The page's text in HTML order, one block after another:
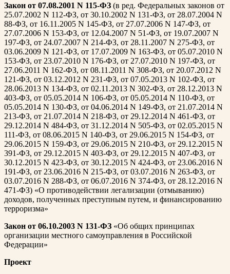
Закон от 07.08.2001 N 115-ФЗ (в ред. Федеральных законов от
25.07.2002 N 112-ФЗ, от 30.10.2002 N 131-ФЗ, от 28.07.2004 N
88-ФЗ, от 16.11.2005 N 145-ФЗ, от 27.07.2006 N 147-ФЗ, от
27.07.2006 N 153-ФЗ, от 12.04.2007 N 51-ФЗ, от 19.07.2007 N
197-ФЗ, от 24.07.2007 N 214-ФЗ, от 28.11.2007 N 275-ФЗ, от
03.06.2009 N 121-ФЗ, от 17.07.2009 N 163-ФЗ, от 05.07.2010 N
153-ФЗ, от 23.07.2010 N 176-ФЗ, от 27.07.2010 N 197-ФЗ, от
27.06.2011 N 162-ФЗ, от 08.11.2011 N 308-ФЗ, от 20.07.2012 N
121-ФЗ, от 03.12.2012 N 231-ФЗ, от 07.05.2013 N 102-ФЗ, от
28.06.2013 N 134-ФЗ, от 02.11.2013 N 302-ФЗ, от 28.12.2013 N
403-ФЗ, от 05.05.2014 N 106-ФЗ, от 05.05.2014 N 110-ФЗ, от
05.05.2014 N 130-ФЗ, от 04.06.2014 N 149-ФЗ, от 21.07.2014 N
213-ФЗ, от 21.07.2014 N 218-ФЗ, от 29.12.2014 N 461-ФЗ, от
29.12.2014 N 484-ФЗ, от 31.12.2014 N 505-ФЗ, от 02.05.2015 N
111-ФЗ, от 08.06.2015 N 140-ФЗ, от 29.06.2015 N 154-ФЗ, от
29.06.2015 N 159-ФЗ, от 29.06.2015 N 210-ФЗ, от 29.12.2015 N
391-ФЗ, от 29.12.2015 N 403-ФЗ, от 29.12.2015 N 407-ФЗ, от
30.12.2015 N 423-ФЗ, от 30.12.2015 N 424-ФЗ, от 23.06.2016 N
191-ФЗ, от 23.06.2016 N 215-ФЗ, от 03.07.2016 N 263-ФЗ, от
03.07.2016 N 288-ФЗ, от 06.07.2016 N 374-ФЗ, от 28.12.2016 N
471-ФЗ) «О противодействии легализации (отмыванию)
доходов, полученных преступным путем, и финансированию
терроризма»
Закон от 06.10.2003 N 131-ФЗ «Об общих принципах
организации местного самоуправления в Российской
Федерации»
Проект